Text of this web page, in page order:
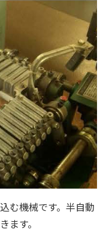
む機械です。半自動
ます。